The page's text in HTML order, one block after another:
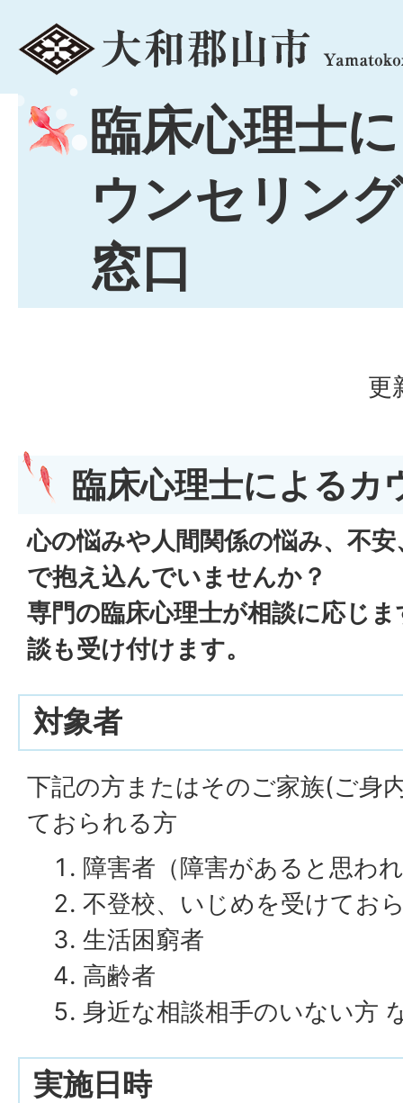
menu
臨床心理士
ウンセリン
窓口
更
臨床心理士によるカ
心の悩みや人間関係の悩み、不
で抱え込んでいませんか？
専門の臨床心理士が相談に応じ
談も受け付けます。
対象者
下記の方またはそのご家族(ご身
ておられる方
障害者（障害があると思わ
不登校、いじめを受けてお
生活困窮者
高齢者
身近な相談相手のいない方
実施日時